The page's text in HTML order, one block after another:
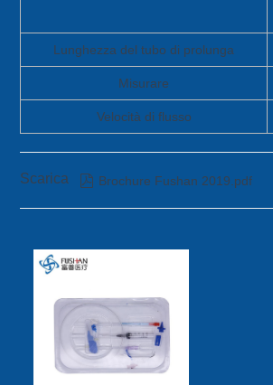
Lunghezza del tubo di prolunga
Misurare
Velocità di flusso
Scarica  Brochure Fushan 2019.pdf